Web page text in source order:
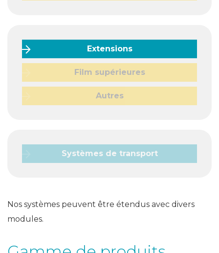
Extensions
Film supérieures
Autres
Systèmes de transport
Nos systèmes peuvent être étendus avec divers
modules.